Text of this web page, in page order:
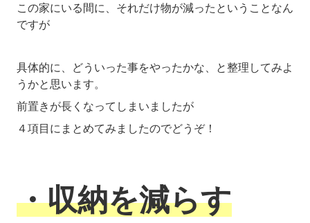
この家にいる間に、それだけ物が減ったということなん
ですが
具体的に、どういった事をやったかな、と整理してみよ
うかと思います。
前置きが長くなってしまいましたが
４項目にまとめてみましたのでどうぞ！
・収納を減らす